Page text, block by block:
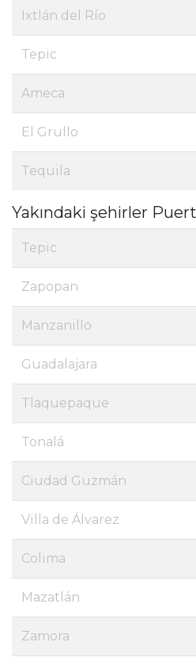
Ixtlán del Río
Tepic
Ameca
El Grullo
Tequila
Yakındaki şehirler
Tepic
Zapopan
Manzanillo
Guadalajara
Tlaquepaque
Tonalá
Ciudad Guzmán
Villa de Álvarez
Colima
Mazatlán
Zamora